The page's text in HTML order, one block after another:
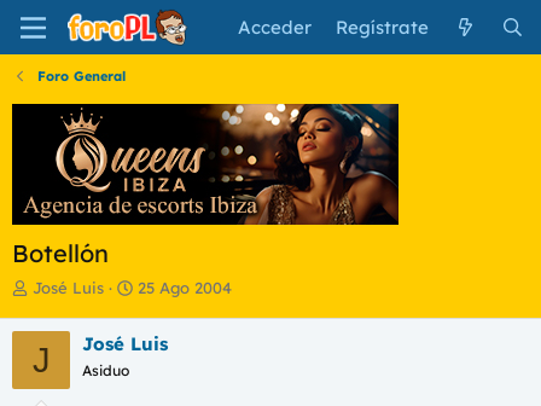
Acceder Regístrate
Foro General
Botellón
I
i
c
i
a
José Luis
F
h
25 Ago 2004
J José Luis
Asiduo